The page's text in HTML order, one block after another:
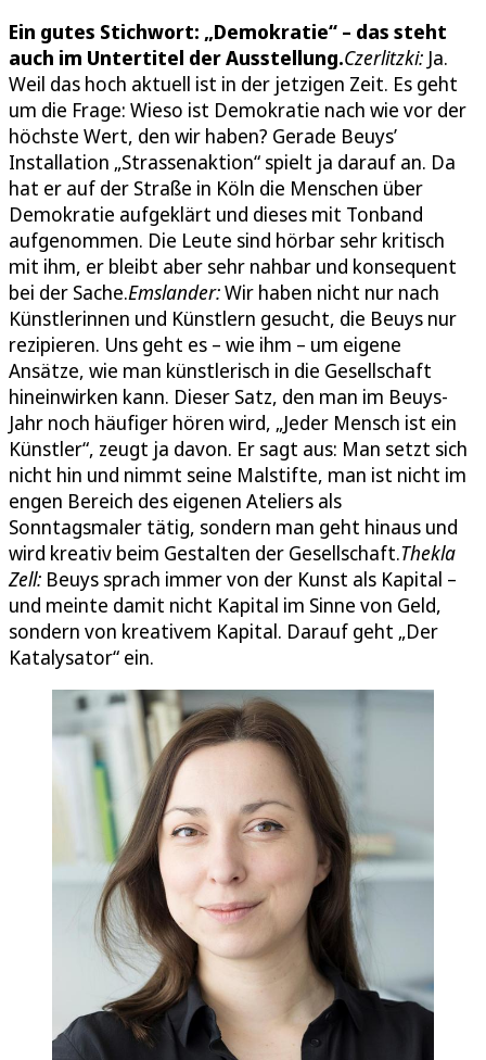
Ein gutes Stichwort: „Demokratie“ – das steht
auch im Untertitel der Ausstellung.Czerlitzki: Ja.
Weil das hoch aktuell ist in der jetzigen Zeit. Es geht
um die Frage: Wieso ist Demokratie nach wie vor der
höchste Wert, den wir haben? Gerade Beuys’
Installation „Strassenaktion“ spielt ja darauf an. Da
hat er auf der Straße in Köln die Menschen über
Demokratie aufgeklärt und dieses mit Tonband
aufgenommen. Die Leute sind hörbar sehr kritisch
mit ihm, er bleibt aber sehr nahbar und konsequent
bei der Sache.Emslander:Wir haben nicht nur nach
Künstlerinnen und Künstlern gesucht, die Beuys nur
rezipieren. Uns geht es – wie ihm – um eigene
Ansätze, wie man künstlerisch in die Gesellschaft
hineinwirken kann. Dieser Satz, den man im Beuys-
Jahr noch häufiger hören wird, „Jeder Mensch ist ein
Künstler“, zeugt ja davon. Er sagt aus: Man setzt sich
nicht hin und nimmt seine Malstifte, man ist nicht im
engen Bereich des eigenen Ateliers als
Sonntagsmaler tätig, sondern man geht hinaus und
wird kreativ beim Gestalten der Gesellschaft.Thekla
Zell: Beuys sprach immer von der Kunst als Kapital –
und meinte damit nicht Kapital im Sinne von Geld,
sondern von kreativem Kapital. Darauf geht „Der
Katalysator“ ein.